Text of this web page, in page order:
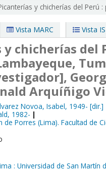
y chicherías del Perú :
Vista MARC Vista
y chicherías
Arquíñigo
Novoa, Isabel, 1949- [dir.]
, 1982-
de Porres (Lima). Facultad de
: Universidad de San Martín